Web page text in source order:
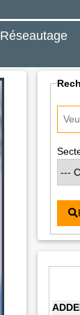
Réseautage